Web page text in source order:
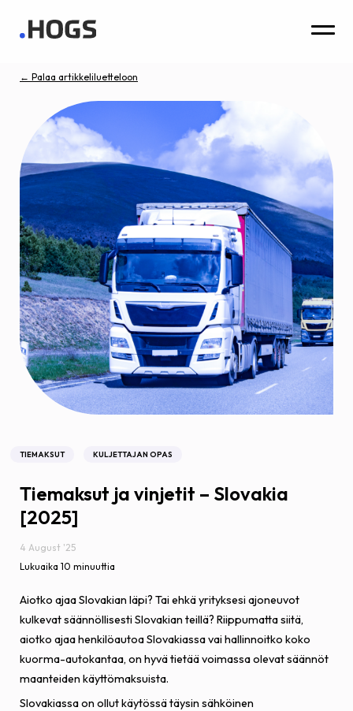
← Palaa artikkeliluetteloon
TIEMAKSUT KULJETTAJAN OPAS
Tiemaksut ja vinjetit – Slovakia
[2025]
4 August '25
Lukuaika 10 minuuttia
Aiotko ajaa Slovakian läpi? Tai ehkä yrityksesi ajoneuvot
kulkevat säännöllisesti Slovakian teillä? Riippumatta siitä,
aiotko ajaa henkilöautoa Slovakiassa vai hallinnoitko koko
kuorma-autokantaa, on hyvä tietää voimassa olevat säännöt
maanteiden käyttömaksuista.
Slovakiassa on ollut käytössä täysin sähköinen